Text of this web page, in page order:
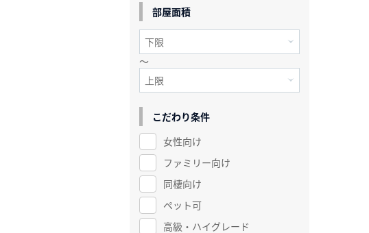
部屋面積
～
こだわり条件
女性向け
ファミリー向け
同棲向け
ペット可
高級・ハイグレード